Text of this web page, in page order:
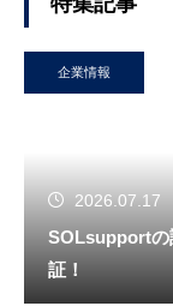
企業情報
2026.07.17
SOLsupportの
証！